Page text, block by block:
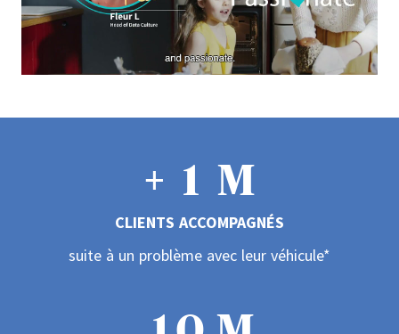
+
0
1
2
3
M
CLIENTS ACCOMPAGNÉS
suite à un problème avec leur véhicule*
0